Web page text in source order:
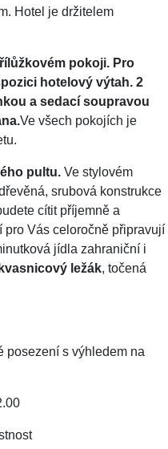
Hotel je držitelem
pokoji. Pro
hotelový výtah. 2
a sedací soupravou
Ve všech pokojích je
pultu.Ve stylovém
srubová konstrukce
cítit příjemně a
pro Vás celoročně připravují
jídla zahraniční i
kvasnicový ležák, točená
posezení s výhledem na